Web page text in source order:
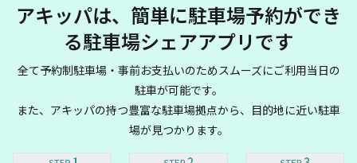
アキッパは、簡単に駐車場予約ができ
る駐車場シェアアプリです
全て予約制駐車場・事前お支払いのためスムーズにご利用当日の
駐車が可能です。
また、アキッパの持つ豊富な駐車場拠点から、目的地に近い駐車
場が見つかります。